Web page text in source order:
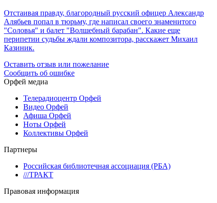
Отстаивая правду, благородный русский офицер Александр
Алябьев попал в тюрьму, где написал своего знаменитого
"Соловья" и балет "Волшебный барабан". Какие еще
перипетии судьбы ждали композитора, расскажет Михаил
Казиник.
Оставить отзыв или пожелание
Сообщить об ошибке
Орфей медиа
Телерадиоцентр Орфей
Видео Орфей
Афиша Орфей
Ноты Орфей
Коллективы Орфей
Партнеры
Российская библиотечная ассоциация (РБА)
///ТРАКТ
Правовая информация